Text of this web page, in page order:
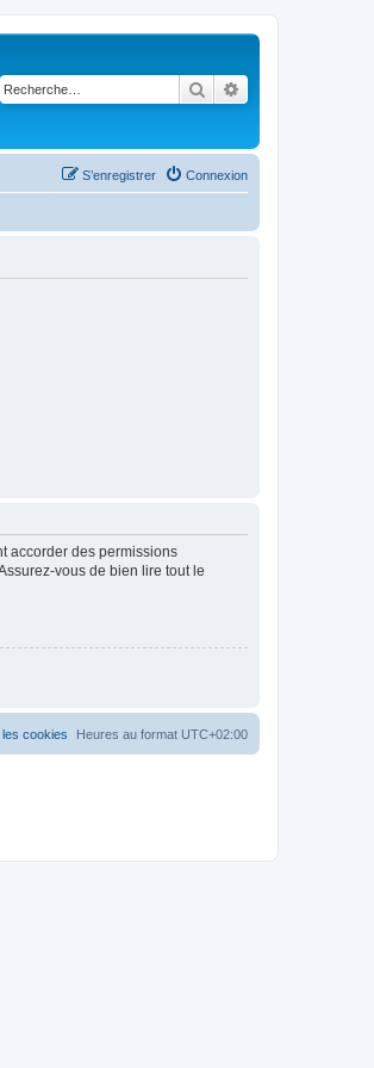
Rechercher
Connexion
S’enregistrer
accorder des permissions
vous de bien lire tout le
Heures au format UTC+02:00
cookies